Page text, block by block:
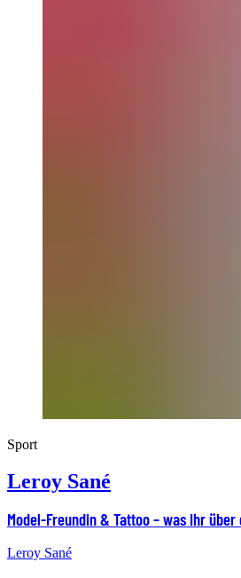
Sport
Leroy Sané
Model-Freundin & Tattoo – was Ihr
Leroy Sané